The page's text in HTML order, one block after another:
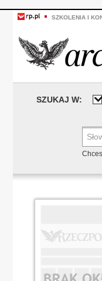
SZKOLENIA I
SZUKAJ W: